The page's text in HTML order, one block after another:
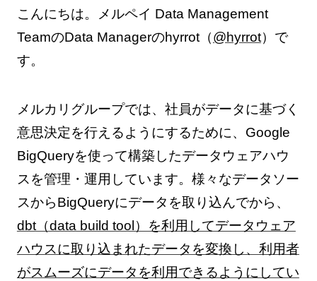
こんにちは。メルペイ Data Management
TeamのData Managerのhyrrot（@hyrrot）で
す。
メルカリグループでは、社員がデータに基づく
意思決定を行えるようにするために、Google
BigQueryを使って構築したデータウェアハウ
スを管理・運用しています。様々なデータソー
スからBigQueryにデータを取り込んでから、
dbt（data build tool）を利用してデータウェア
ハウスに取り込まれたデータを変換し、利用者
がスムーズにデータを利用できるようにしてい